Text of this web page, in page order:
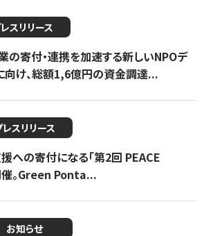
スリリース
の寄付・連携を加速する新しいNPOデ
向け、総額1,6億円の資金調達...
レスリリース
への寄付になる「第2回 PEACE
催。Green Ponta...
お知らせ